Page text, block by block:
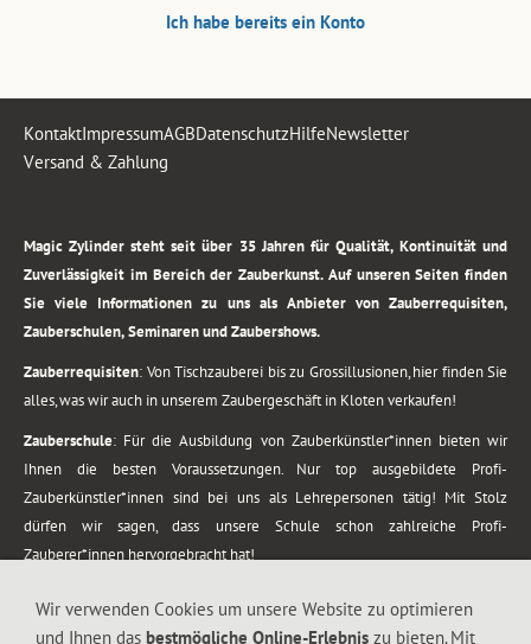
Ich habe bereits ein Konto
KontaktImpressumAGBDatenschutzHilfeNewsletter
Versand & Zahlung
Magic Zylinder steht seit über 35 Jahren für Qualität, Kontinuität und
Zuverlässigkeit im Bereich der Zauberkunst. Auf unseren Seiten finden
Sie viele Informationen zu uns als Anbieter von Zauberrequisiten,
Zauberschulen, Seminaren und Zaubershows.
Zauberrequisiten: Von Tischzauberei bis zu Grossillusionen, hier finden Sie
alles, was wir auch in unserem Zaubergeschäft in Kloten verkaufen!
Zauberschule: Für die Ausbildung von Zauberkünstler*innen bieten wir
Ihnen die besten Voraussetzungen. Nur top ausgebildete Profi-
Zauberkünstler*innen sind bei uns als Lehrepersonen tätig! Mit Stolz
dürfen wir sagen, dass unsere Schule schon zahlreiche Profi-
Zauberer*innen hervorgebracht hat!
vom Kinderprogramm bis zur Tischzauberei. Lassen Sie sich faszinieren von
Wir verwenden Cookies um unsere Website zu optimieren
und Ihnen das bestmögliche Online-Erlebnis zu bieten. Mit